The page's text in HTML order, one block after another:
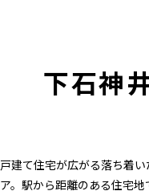
下石神
戸建て住宅が広がる落ち着
ア。駅から距離のある住宅